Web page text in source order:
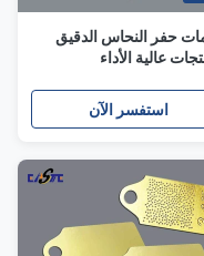
حفر النحاس الدقيق
عالية الأداء
استفسر الآن